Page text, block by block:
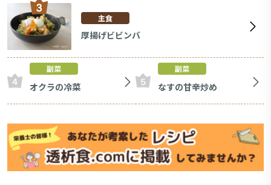
主食
厚揚げビビンバ
副菜
オクラの冷菜
副菜
なすの甘辛炒め